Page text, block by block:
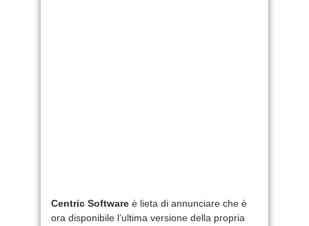
Centric Software è lieta di annunciare che è
ora disponibile l’ultima versione della propria